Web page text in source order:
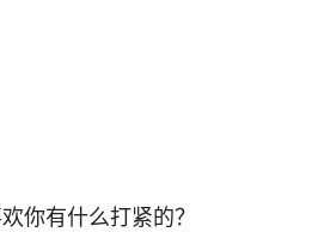
你有什么打紧的？